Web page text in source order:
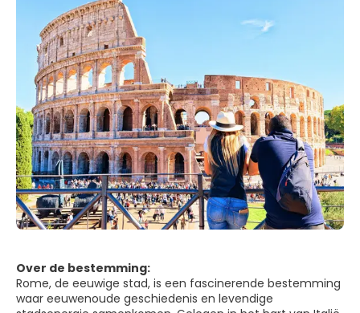
Over de bestemming:
Rome, de eeuwige stad, is een fascinerende bestemming
waar eeuwenoude geschiedenis en levendige